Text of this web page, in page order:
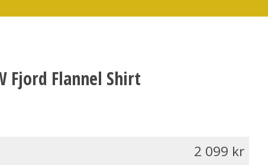
Fjord Flannel Shirt
2 099